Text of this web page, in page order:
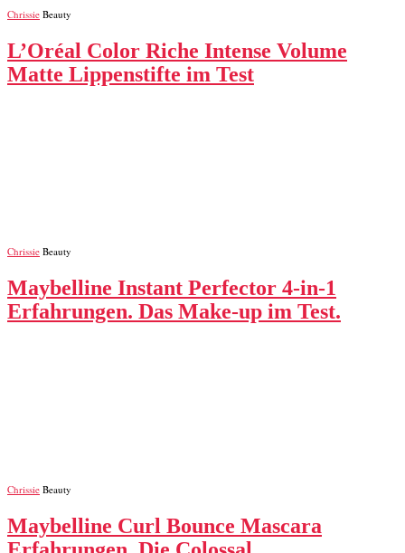
Chrissie Beauty
L’Oréal Color Riche Intense Volume
Matte Lippenstifte im Test
Chrissie Beauty
Maybelline Instant Perfector 4-in-1
Erfahrungen. Das Make-up im Test.
Chrissie Beauty
Maybelline Curl Bounce Mascara